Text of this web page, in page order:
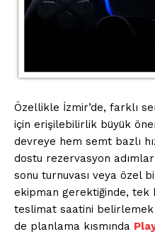
Özellikle İzmir’de, farklı
için erişilebilirlik büyük
devreye hem semt bazlı
dostu rezervasyon
sonu turnuvası veya özel
ekipman gerektiğinde, tek
teslimat saatini
de planlama kısmında